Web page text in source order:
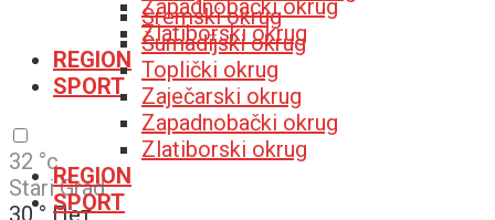
Zapadnobački okrug
Zlatiborski okrug
REGION
SPORT
32 °c
Stari Grad
30 ° Пет
Sremski okrug
Šumadijski okrug
Toplički okrug
Zaječarski okrug
Zapadnobački okrug
Zlatiborski okrug
REGION
SPORT